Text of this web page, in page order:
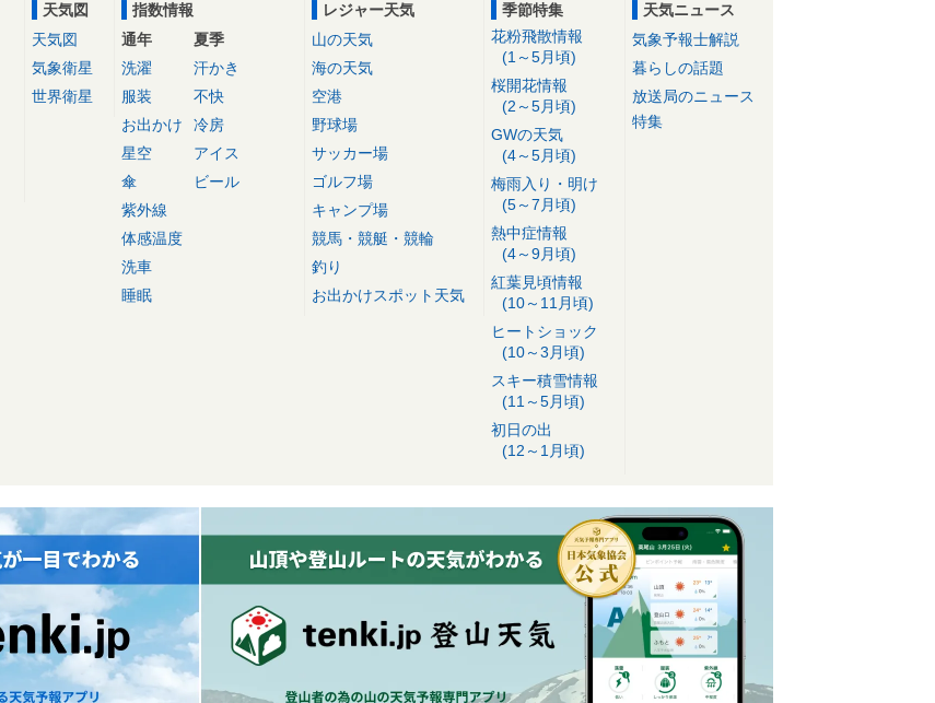
天気図
天気図
気象衛星
世界衛星
指数情報
通年
洗濯
服装
お出かけ
星空
傘
紫外線
体感温度
洗車
睡眠
夏季
汗かき
不快
冷房
アイス
ビール
レジャー天気
山の天気
海の天気
空港
野球場
サッカー場
ゴルフ場
キャンプ場
競馬・競艇・競輪
釣り
お出かけスポット天気
季節特集
花粉飛散情報
(1～5月頃)
桜開花情報
(2～5月頃)
GWの天気
(4～5月頃)
梅雨入り・明け
(5～7月頃)
熱中症情報
(4～9月頃)
紅葉見頃情報
(10～11月頃)
ヒートショック
(10～3月頃)
スキー積雪情報
(11～5月頃)
初日の出
(12～1月頃)
天気ニュース
気象予報士解説
暮らしの話題
放送局のニュース
特集